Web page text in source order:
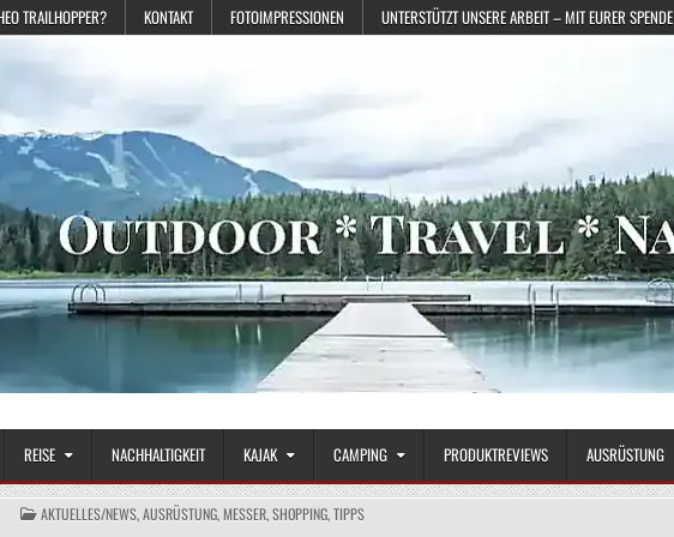
TRAILHOPPER? KONTAKT FOTOIMPRESSIONEN UNTERSTÜTZT UNSERE ARBEIT – MIT EURER SPENDE
REISE NACHHALTIGKEIT KAJAK CAMPING PRODUKTREVIEWS AUSRÜSTUNG
POSTED IN
AKTUELLES/NEWS,AUSRÜSTUNG,MESSER,SHOPPING,TIPPS